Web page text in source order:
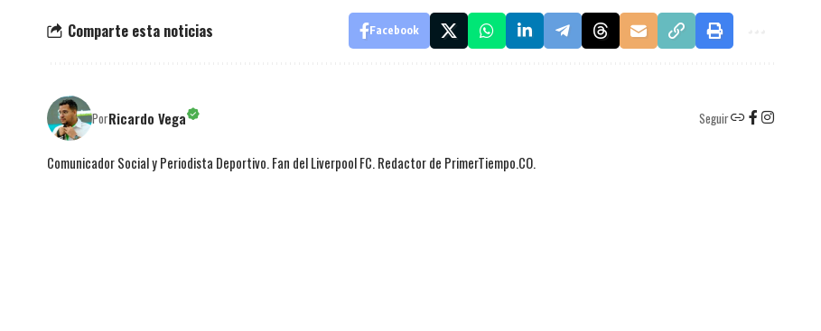
Comparte esta noticias Facebook
PorRicardo Vega Seguir
Comunicador Social y Periodista Deportivo. Fan del Liverpool FC. Redactor de PrimerTiempo.CO.